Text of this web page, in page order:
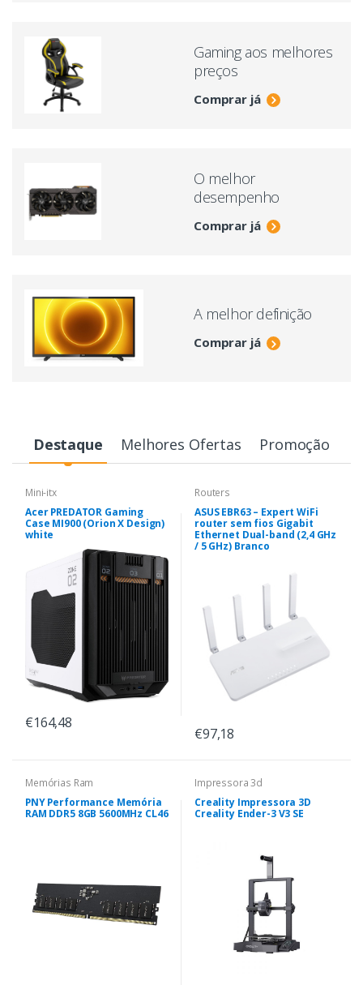
Gaming aos melhores
preços
Comprar já
O melhor
desempenho
Comprar já
A melhor definição
Comprar já
Destaque Melhores Ofertas Promoção
Mini-itx
Acer PREDATOR Gaming
Case MI900 (Orion X Design)
white
€164,48
Routers
ASUS EBR63 – Expert WiFi
router sem fios Gigabit
Ethernet Dual-band (2,4 GHz
/ 5 GHz) Branco
€97,18
Memórias Ram
PNY Performance Memória
RAM DDR5 8GB 5600MHz CL46
Impressora 3d
Creality Impressora 3D
Creality Ender-3 V3 SE